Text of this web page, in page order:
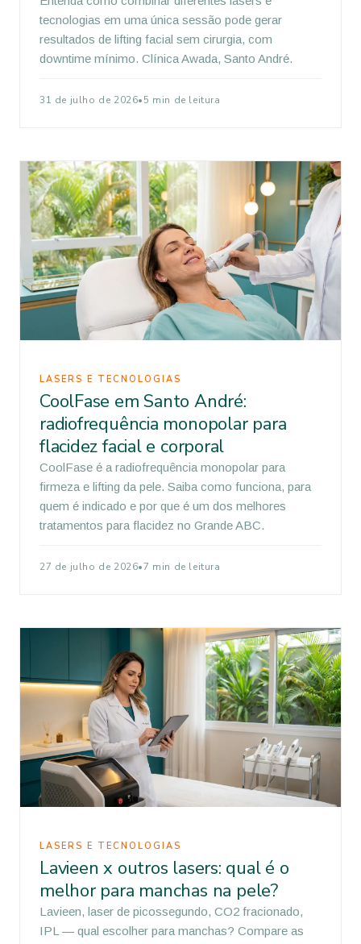
tecnologias em uma única sessão pode gerar
resultados de lifting facial sem cirurgia, com
downtime mínimo. Clínica Awada, Santo André.
31 de julho de 2026•5 min de leitura
LASERS E TECNOLOGIAS
CoolFase em Santo André:
radiofrequência monopolar para
flacidez facial e corporal
CoolFase é a radiofrequência monopolar para
firmeza e lifting da pele. Saiba como funciona, para
quem é indicado e por que é um dos melhores
tratamentos para flacidez no Grande ABC.
27 de julho de 2026•7 min de leitura
LASERS E TECNOLOGIAS
Lavieen x outros lasers: qual é o
melhor para manchas na pele?
Lavieen, laser de picossegundo, CO2 fracionado,
IPL — qual escolher para manchas? Compare as